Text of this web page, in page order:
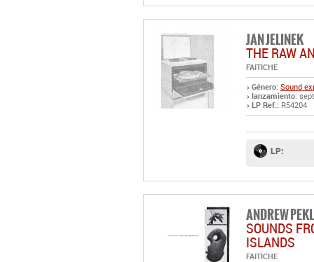
JAN JELINEK
THE RAW
FAITICHE
Género: Sound
lanzamiento:
LP Ref.: R54204
LP:
ANDREW
SOUNDS
ISLANDS
FAITICHE